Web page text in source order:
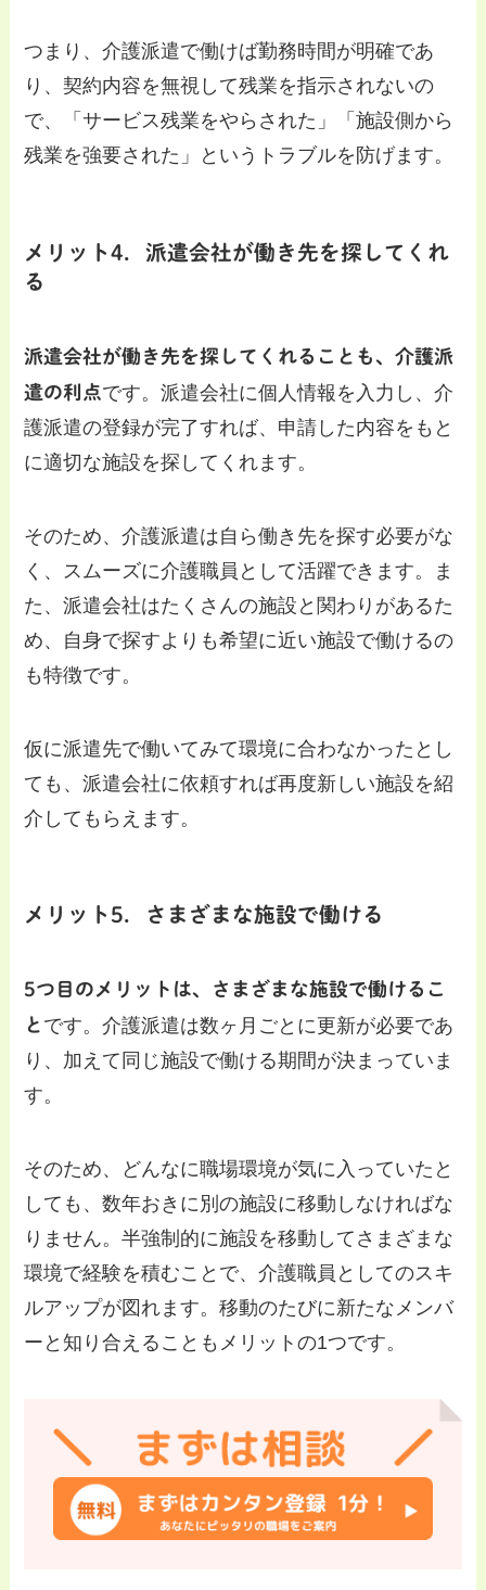
つまり、介護派遣で働けば勤務時間が明確であ
り、契約内容を無視して残業を指示されないの
で、「サービス残業をやらされた」「施設側から
残業を強要された」というトラブルを防げます。
メリット4．派遣会社が働き先を探してくれ
る
派遣会社が働き先を探してくれることも、介護派
遣の利点です。派遣会社に個人情報を入力し、介
護派遣の登録が完了すれば、申請した内容をもと
に適切な施設を探してくれます。
そのため、介護派遣は自ら働き先を探す必要がな
く、スムーズに介護職員として活躍できます。ま
た、派遣会社はたくさんの施設と関わりがあるた
め、自身で探すよりも希望に近い施設で働けるの
も特徴です。
仮に派遣先で働いてみて環境に合わなかったとし
ても、派遣会社に依頼すれば再度新しい施設を紹
介してもらえます。
メリット5．さまざまな施設で働ける
5つ目のメリットは、さまざまな施設で働けるこ
と です。介護派遣は数ヶ月ごとに更新が必要であ
り、加えて同じ施設で働ける期間が決まっていま
す。
そのため、どんなに職場環境が気に入っていたと
しても、数年おきに別の施設に移動しなければな
りません。半強制的に施設を移動してさまざまな
環境で経験を積むことで、介護職員としてのスキ
ルアップが図れます。移動のたびに新たなメンバ
ーと知り合えることもメリットの1つです。